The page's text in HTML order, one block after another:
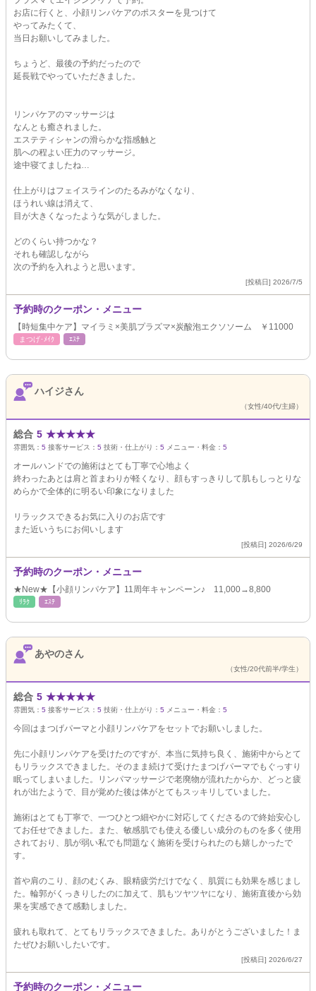
お店に行くと、小顔リンパケアのポスターを見つけて
やってみたくて、
当日お願いしてみました。
ちょうど、最後の予約だったので
延長戦でやっていただきました。
リンパケアのマッサージは
なんとも癒されました。
エステティシャンの滑らかな指感触と
肌への程よい圧力のマッサージ。
途中寝てましたね…
仕上がりはフェイスラインのたるみがなくなり、
ほうれい線は消えて、
目が大きくなったような気がしました。
どのくらい持つかな？
それも確認しながら
次の予約を入れようと思います。
[投稿日] 2026/7/5
予約時のクーポン・メニュー
【時短集中ケア】マイラミ×美肌プラズマ×炭酸泡エクソソーム ￥11000
まつげ･ﾒｲｸ ｴｽﾃ
ハイジさん
（女性/40代/主婦）
総合 5 ★★★★★
雰囲気： 5 接客サービス： 5 技術・仕上がり： 5 メニュー・料金： 5
オールハンドでの施術はとても丁寧で心地よく
終わったあとは肩と首まわりが軽くなり、顔もすっきりして肌もしっとりな
めらかで全体的に明るい印象になりました
リラックスできるお気に入りのお店です
また近いうちにお伺いします
[投稿日] 2026/6/29
予約時のクーポン・メニュー
★New★【小顔リンパケア】11周年キャンペーン♪ 11,000→8,800
ﾘﾗｸ ｴｽﾃ
あやのさん
（女性/20代前半/学生）
総合 5 ★★★★★
雰囲気： 5 接客サービス： 5 技術・仕上がり： 5 メニュー・料金： 5
今回はまつげパーマと小顔リンパケアをセットでお願いしました。
先に小顔リンパケアを受けたのですが、本当に気持ち良く、施術中からとて
もリラックスできました。そのまま続けて受けたまつげパーマでもぐっすり
眠ってしまいました。リンパマッサージで老廃物が流れたからか、どっと疲
れが出たようで、目が覚めた後は体がとてもスッキリしていました。
施術はとても丁寧で、一つひとつ細やかに対応してくださるので終始安心し
てお任せできました。また、敏感肌でも使える優しい成分のものを多く使用
されており、肌が弱い私でも問題なく施術を受けられたのも嬉しかったで
す。
首や肩のこり、顔のむくみ、眼精疲労だけでなく、肌質にも効果を感じまし
た。輪郭がくっきりしたのに加えて、肌もツヤツヤになり、施術直後から効
果を実感できて感動しました。
疲れも取れて、とてもリラックスできました。ありがとうございました！ま
たぜひお願いしたいです。
[投稿日] 2026/6/27
予約時のクーポン・メニュー